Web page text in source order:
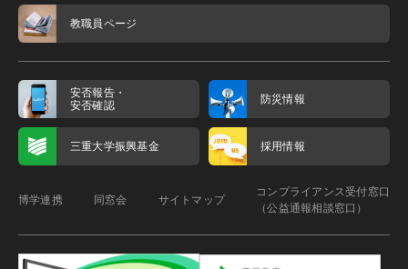
教職員ページ
安否報告・
安否確認
防災情報
三重大学振興基金 採用情報
博学連携 同窓会 サイトマップ
コンプライアンス受付窓口
（公益通報相談窓口）